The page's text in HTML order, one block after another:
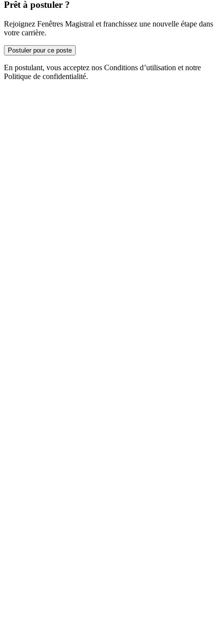
Prêt à postuler ?
Rejoignez Fenêtres Magistral et franchissez une nouvelle étape dans
votre carrière.
Postuler pour ce poste
En postulant, vous acceptez nos Conditions d’utilisation et notre
Politique de confidentialité.